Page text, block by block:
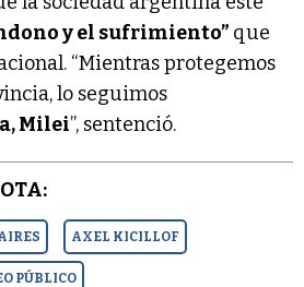
y el sufrimiento” que
“Mientras protegemos
lo seguimos
Milei”, sentenció.
AXEL KICILLOF
PÚBLICO